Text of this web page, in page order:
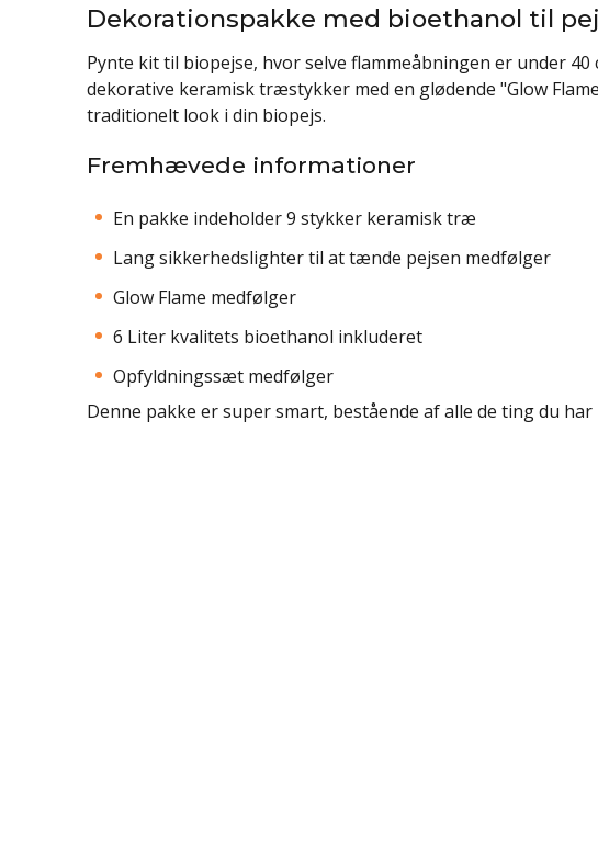
Dekorationspakke med bioethanol til
Pynte kit til biopejse, hvor selve flammeåbningen er under 40
dekorative keramisk træstykker med en glødende "Glow
traditionelt look i din biopejs.
Fremhævede informationer
En pakke indeholder 9 stykker keramisk træ
Lang sikkerhedslighter til at tænde pejsen medfølger
Glow Flame medfølger
6 Liter kvalitets bioethanol inkluderet
Opfyldningssæt medfølger
Denne pakke er super smart, bestående af alle de ting du